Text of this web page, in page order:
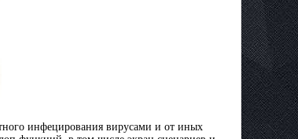
инфецирования вирусами и от иных